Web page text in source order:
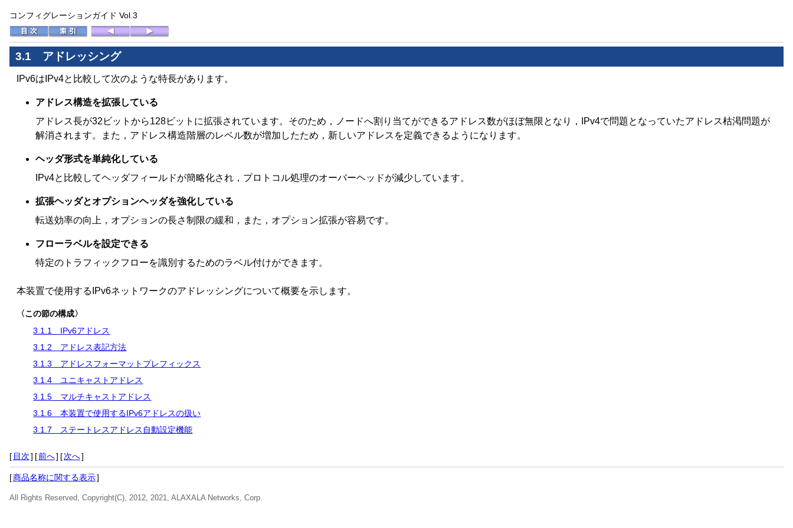
コンフィグレーションガイド Vol.3
3.1 アドレッシング
IPv6はIPv4と比較して次のような特長があります。
アドレス構造を拡張している
アドレス長が32ビットから128ビットに拡張されています。そのため，ノードへ割り当てができるアドレス数がほぼ無限となり，IPv4で問題となっていたアドレス枯渇問題が
解消されます。また，アドレス構造階層のレベル数が増加したため，新しいアドレスを定義できるようになります。
ヘッダ形式を単純化している
IPv4と比較してヘッダフィールドが簡略化され，プロトコル処理のオーバーヘッドが減少しています。
拡張ヘッダとオプションヘッダを強化している
転送効率の向上，オプションの長さ制限の緩和，また，オプション拡張が容易です。
フローラベルを設定できる
特定のトラフィックフローを識別するためのラベル付けができます。
本装置で使用するIPv6ネットワークのアドレッシングについて概要を示します。
〈この節の構成〉
3.1.1 IPv6アドレス
3.1.2 アドレス表記方法
3.1.3 アドレスフォーマットプレフィックス
3.1.4 ユニキャストアドレス
3.1.5 マルチキャストアドレス
3.1.6 本装置で使用するIPv6アドレスの扱い
3.1.7 ステートレスアドレス自動設定機能
[ 目次] [前へ] [次へ]
[商品名称に関する表示]
All Rights Reserved, Copyright(C), 2012, 2021, ALAXALA Networks, Corp.